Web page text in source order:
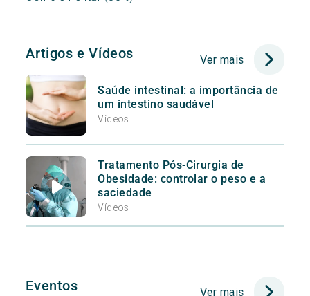
Artigos e Vídeos Ver mais
Saúde intestinal: a importância de
um intestino saudável
Vídeos
Tratamento Pós-Cirurgia de
Obesidade: controlar o peso e a
saciedade
Vídeos
Eventos Ver mais